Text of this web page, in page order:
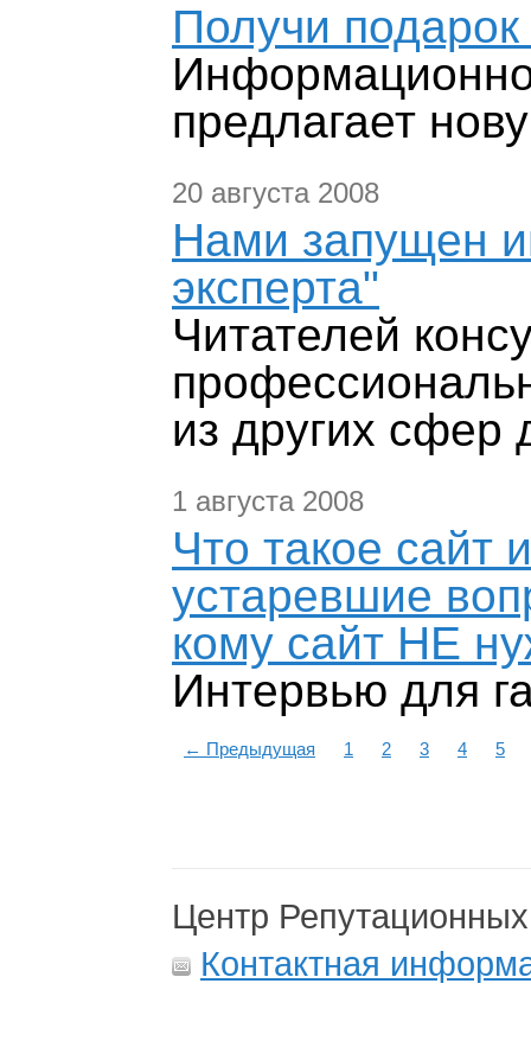
Получи
предлагает
20 августа 2008
Нами запущен
эксперта"
Читателей
из других сфер
1 августа 2008
Что такое сайт
устаревшие
кому сайт НЕ
Интервью для
← Предыдущая 1 2 3 4 5
Центр
Контактная